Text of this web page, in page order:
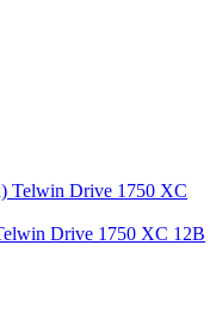
Drive 1750 XC 12В